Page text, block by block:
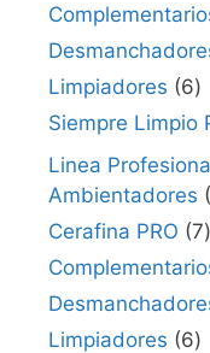
Limpiadores
6
Siempre Limpio
Linea
Ambientadores
Cerafina PRO 7
Limpiadores
6